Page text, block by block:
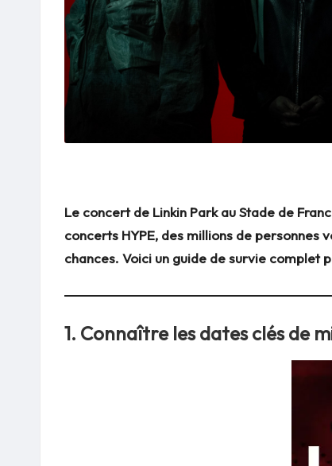
Le concert de Linkin Park au Stade de
concerts HYPE, des millions de personnes
chances. Voici un guide de survie complet
1. Connaître les dates clés de